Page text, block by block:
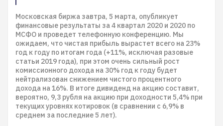
Московская биржа завтра, 5 марта, опубликует
финансовые результаты за 4 квартал 2020 и 2020 по
МСФО и проведет телефонную конференцию. Мы
ожидаем, что чистая прибыль вырастет всего на 23%
год к году по итогам года (+11%, исключая разовые
статьи 2019 года), при этом очень сильный рост
комиссионного дохода на 30% год к году будет
нейтрализован снижением чистого процентного
дохода на 16%. В итоге дивиденд на акцию составит,
вероятно, 9,3 рубля на акцию при доходности 5,4% при
текущих уровнях котировок (в сравнении с 6,9% в
среднем за последние 5 лет).